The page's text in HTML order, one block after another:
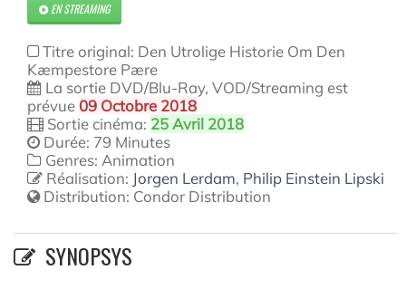
EN STREAMING
Titre original: Den Utrolige Historie Om Den
Kæmpestore Pære
La sortie DVD/Blu-Ray, VOD/Streaming est
prévue09 Octobre 2018
Sortie cinéma: 25 Avril 2018
Durée: 79 Minutes
Genres: Animation
Réalisation: Jorgen Lerdam, Philip Einstein Lipski
Distribution: Condor Distribution
SYNOPSYS